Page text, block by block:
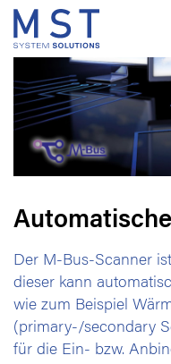
Der M-Bus-Scanner
dieser kann
wie zum Beispiel
(primary-/secondary
für die Ein- bzw.